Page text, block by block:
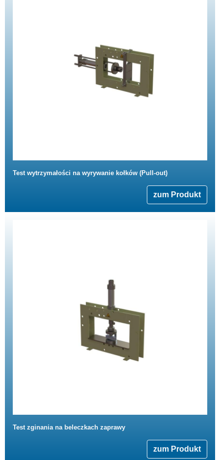
Test wytrzymałości na wyrywanie kołków (Pull-out)
zum Produkt
Test zginania na beleczkach zaprawy
zum Produkt